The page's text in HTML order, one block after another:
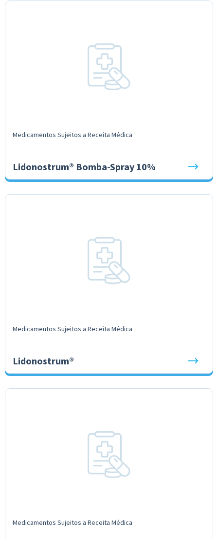
Medicamentos Sujeitos a Receita Médica
Lidonostrum® Bomba-Spray 10%
Medicamentos Sujeitos a Receita Médica
Lidonostrum®
Medicamentos Sujeitos a Receita Médica